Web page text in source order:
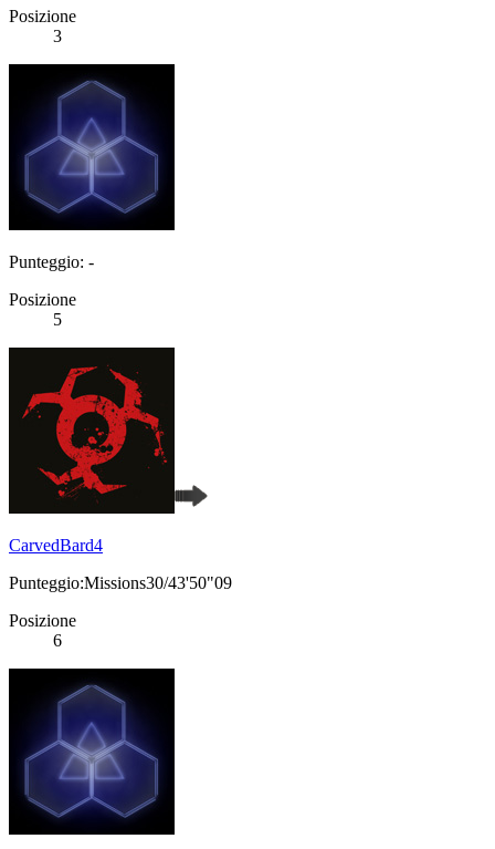
Posizione
3
Punteggio: -
Posizione
5
CarvedBard4
Punteggio:Missions30/43'50"09
Posizione
6